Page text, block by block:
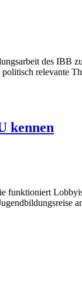
des IBB
relevante
kennen
funktioniert